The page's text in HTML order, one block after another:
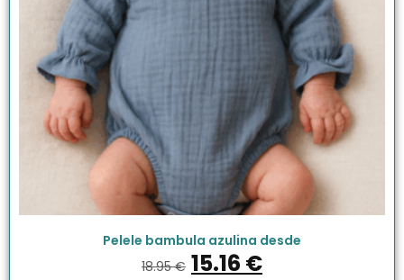
Pelele bambula azulina desde
18.95€ 15.16 €